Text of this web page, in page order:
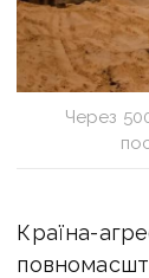
Через
Країна-